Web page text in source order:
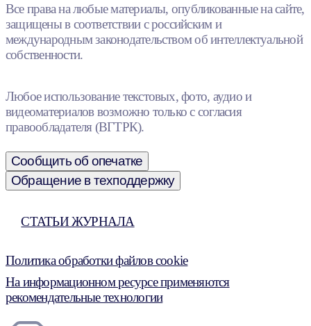
Все права на любые материалы, опубликованные на сайте,
защищены в соответствии с российским и
международным законодательством об интеллектуальной
собственности.
Любое использование текстовых, фото, аудио и
видеоматериалов возможно только с согласия
правообладателя (ВГТРК).
Сообщить об опечатке
Обращение в техподдержку
СТАТЬИ ЖУРНАЛА
Политика обработки файлов cookie
На информационном ресурсе применяются
рекомендательные технологии